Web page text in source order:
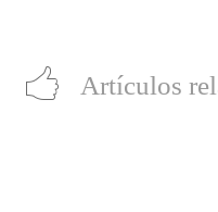
Artículos